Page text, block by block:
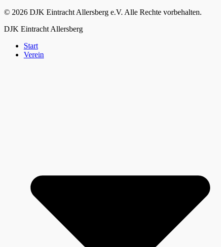
© 2026 DJK Eintracht Allersberg e.V. Alle Rechte vorbehalten.
DJK Eintracht Allersberg
Start
Verein